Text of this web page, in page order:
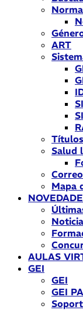
ART
Salud
Mapa
AULAS
GEI
GEI
GEI